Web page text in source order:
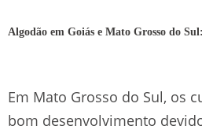
Algodão em Goiás e Mato Grosso do
Em Mato Grosso do Sul, os
bom desenvolvimento